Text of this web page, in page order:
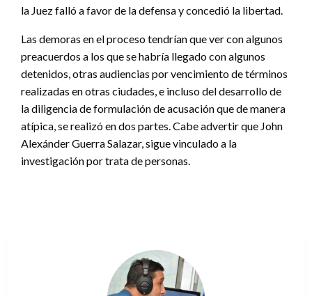
la Juez falló a favor de la defensa y concedió la libertad.
Las demoras en el proceso tendrían que ver con algunos
preacuerdos a los que se habría llegado con algunos
detenidos, otras audiencias por vencimiento de términos
realizadas en otras ciudades, e incluso del desarrollo de
la diligencia de formulación de acusación que de manera
atípica, se realizó en dos partes. Cabe advertir que John
Alexánder Guerra Salazar, sigue vinculado a la
investigación por trata de personas.